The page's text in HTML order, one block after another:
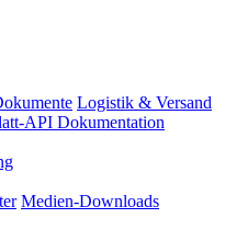
Logistik & Versand
API Dokumentation
Medien-Downloads